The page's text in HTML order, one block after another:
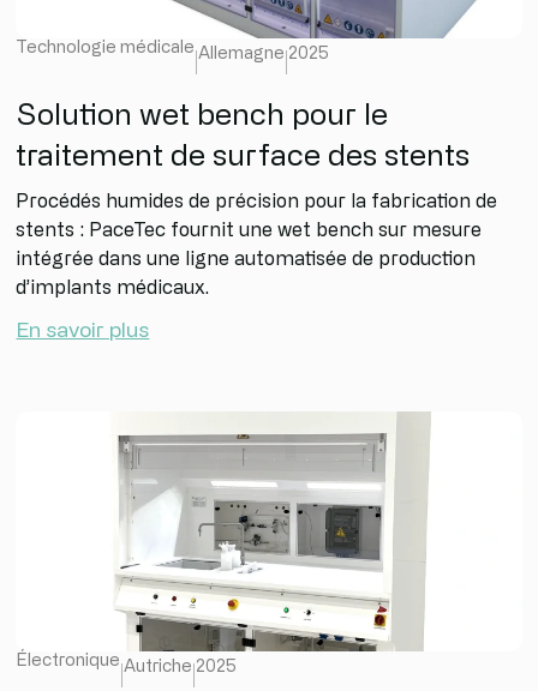
Technologie médicale Allemagne 2025
Solution wet bench pour le
traitement de surface des stents
Procédés humides de précision pour la fabrication de
stents : PaceTec fournit une wet bench sur mesure
intégrée dans une ligne automatisée de production
d’implants médicaux.
En savoir plus
Électronique Autriche 2025